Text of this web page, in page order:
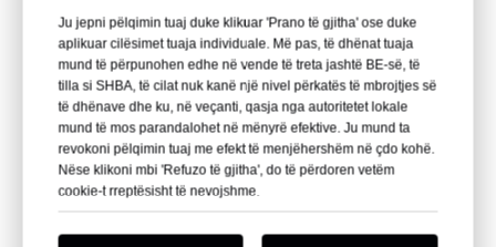
pishinës?' varet nga disa faktorë të rëndësishëm duke
përfshirë ujin d
Lexo më shumë
2026
DATA
05- 28
Ju jepni pëlqimin tuaj duke klikuar 'Prano të gjitha' ose duke
aplikuar cilësimet tuaja individuale. Më pas, të dhënat tuaja
mund të përpunohen edhe në vende të treta jashtë BE-së, të
tilla si SHBA, të cilat nuk kanë një nivel përkatës të mbrojtjes së
të dhënave dhe ku, në veçanti, qasja nga autoritetet lokale
mund të mos parandalohet në mënyrë efektive. Ju mund ta
revokoni pëlqimin tuaj me efekt të menjëhershëm në çdo kohë.
Nëse klikoni mbi 'Refuzo të gjitha', do të përdoren vetëm
cookie-t rreptësisht të nevojshme.